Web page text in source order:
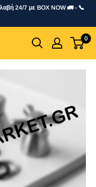
24/7 με BOX NOW 🚛 - 📞
0